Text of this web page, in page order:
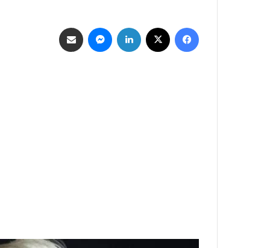
فيسبوك لينكدإن ماسنجر